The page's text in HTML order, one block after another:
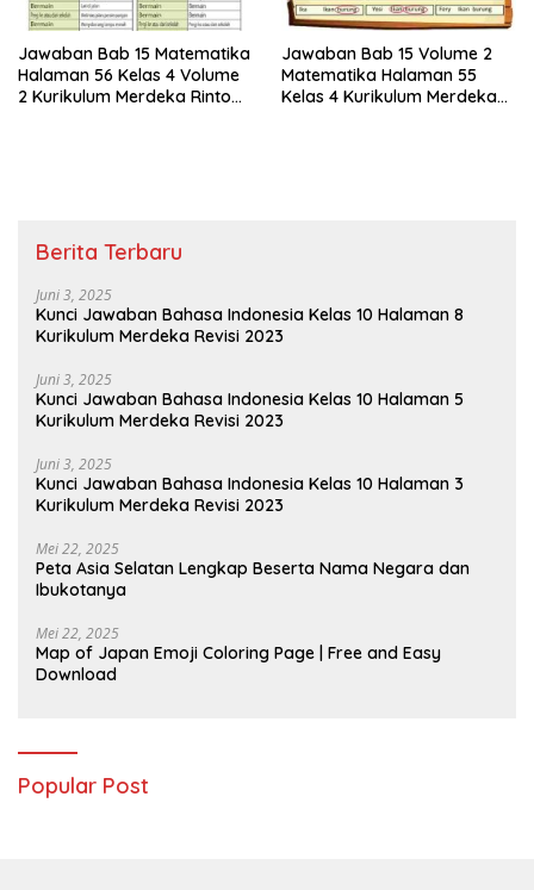
Jawaban Bab 15 Matematika
Halaman 56 Kelas 4 Volume
2 Kurikulum Merdeka Rinto
Jawaban Bab 15 Volume 2
Matematika Halaman 55
Kelas 4 Kurikulum Merdeka
Berita Terbaru
Juni 3, 2025
Kunci Jawaban Bahasa Indonesia Kelas 10 Halaman 8
Kurikulum Merdeka Revisi 2023
Juni 3, 2025
Kunci Jawaban Bahasa Indonesia Kelas 10 Halaman 5
Kurikulum Merdeka Revisi 2023
Juni 3, 2025
Kunci Jawaban Bahasa Indonesia Kelas 10 Halaman 3
Kurikulum Merdeka Revisi 2023
Mei 22, 2025
Peta Asia Selatan Lengkap Beserta Nama Negara dan
Ibukotanya
Mei 22, 2025
Map of Japan Emoji Coloring Page | Free and Easy
Download
Popular Post